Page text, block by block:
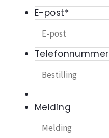
E-post*
Telefonnummer
Melding